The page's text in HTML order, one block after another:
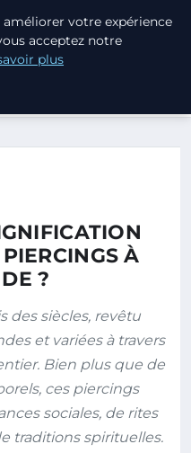
DES PIERCINGS À…
À
?
des siècles, revêtu
et variées à travers
Bien plus que de
ces piercings
sociales, de rites
traditions spirituelles.
votre expérience
acceptez notre
plus